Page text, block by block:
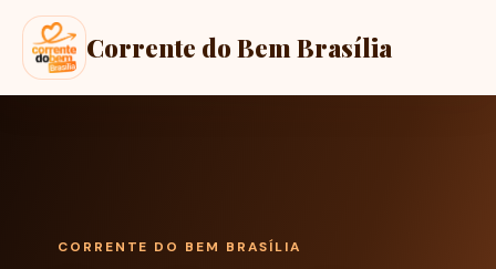
Corrente do Bem Brasília
CORRENTE DO BEM BRASÍLIA